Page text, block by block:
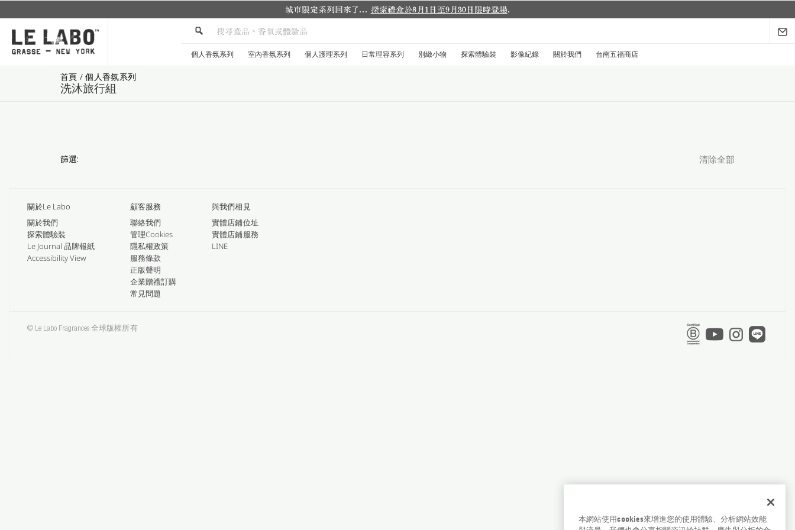
城市限定系列回來了... 探索禮盒於8月1日至9月30日限時登場.
個人香氛系列 室內香氛系列 個人護理系列 日常理容系列 別緻小物 探索體驗裝 影像紀錄 關於我們 台南五福商店
首頁 / 個人香氛系列
洗沐旅行組
篩選: 清除全部
關於Le Labo
關於我們
探索體驗裝
Le Journal 品牌報紙
Accessibility View
顧客服務
聯絡我們
管理Cookies
隱私權政策
服務條款
正版聲明
企業贈禮訂購
常見問題
與我們相見
實體店鋪位址
實體店鋪服務
LINE
© Le Labo Fragrances 全球版權所有
本網站使用cookies來增進您的使用體驗、分析網站效能